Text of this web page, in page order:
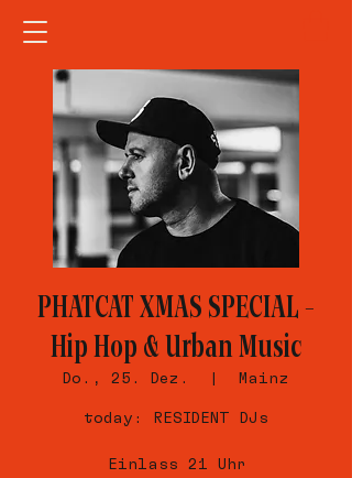
PHATCAT XMAS SPECIAL –
Hip Hop & Urban Music
Do., 25. Dez. Mainz
today: RESIDENT DJs
Einlass 21 Uhr